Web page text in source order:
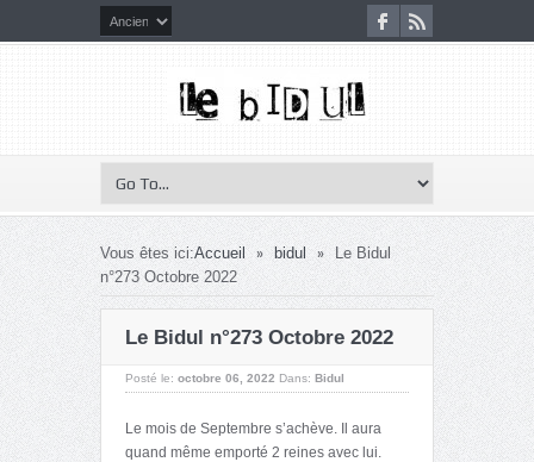
Vous êtes ici:Accueil » bidul »
Le Bidul
n°273 Octobre 2022
Le Bidul n°273 Octobre 2022
Posté le: octobre 06, 2022 Dans: Bidul
Le mois de Septembre s’achève. Il aura
quand même emporté 2 reines avec lui.